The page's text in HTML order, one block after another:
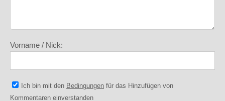
Vorname / Nick:
Ich bin mit den Bedingungen für das Hinzufügen von
Kommentaren einverstanden